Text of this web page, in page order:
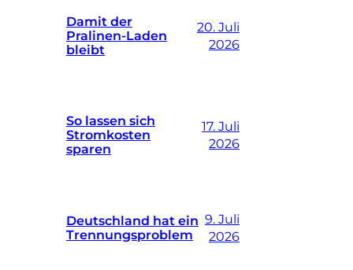
Damit der
Pralinen-Laden
bleibt
20. Juli
2026
So lassen sich
Stromkosten
sparen
17. Juli
2026
Deutschland hat ein
Trennungsproblem
9. Juli
2026